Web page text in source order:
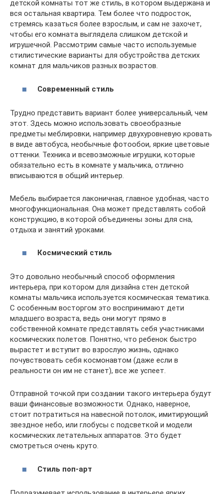
детской комнаты тот же стиль, в котором выдержана и
вся остальная квартира. Тем более что подросток,
стремясь казаться более взрослым, и сам не захочет,
чтобы его комната выглядела слишком детской и
игрушечной. Рассмотрим самые часто используемые
стилистические варианты для обустройства детских
комнат для мальчиков разных возрастов.
Современный стиль
Трудно представить вариант более универсальный, чем
этот. Здесь можно использовать своеобразные
предметы меблировки, например двухуровневую кровать
в виде автобуса, необычные фотообои, яркие цветовые
оттенки. Техника и всевозможные игрушки, которые
обязательно есть в комнате у мальчика, отлично
вписываются в общий интерьер.
Мебель выбирается лаконичная, главное удобная, часто
многофункциональная. Она может представлять собой
конструкцию, в которой объединены зоны для сна,
отдыха и занятий уроками.
Космический стиль
Это довольно необычный способ оформления
интерьера, при котором для дизайна стен детской
комнаты мальчика используется космическая тематика.
С особенным восторгом это воспринимают дети
младшего возраста, ведь они могут прямо в
собственной комнате представлять себя участниками
космических полетов. Понятно, что ребенок быстро
вырастет и вступит во взрослую жизнь, однако
почувствовать себя космонавтом (даже если в
реальности он им не станет), все же успеет.
Отправной точкой при создании такого интерьера будут
ваши финансовые возможности. Однако, наверное,
стоит потратиться на навесной потолок, имитирующий
звездное небо, или глобусы с подсветкой и модели
космических летательных аппаратов. Это будет
смотреться очень круто.
Стиль поп-арт